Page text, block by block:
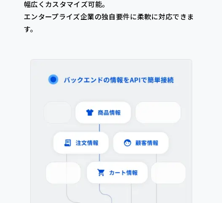
エンタープライズ企業の独自要件に柔軟に対応できま
す。